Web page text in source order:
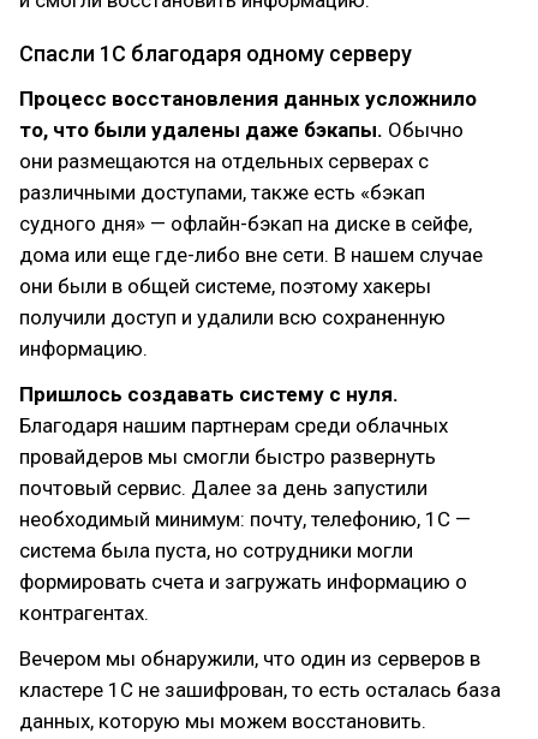
Спасли 1С благодаря одному серверу
Процесс восстановления данных усложнило
то, что были удалены даже бэкапы. Обычно
они размещаются на отдельных серверах с
различными доступами, также есть «бэкап
судного дня» — офлайн-бэкап на диске в сейфе,
дома или еще где-либо вне сети. В нашем случае
они были в общей системе, поэтому хакеры
получили доступ и удалили всю сохраненную
информацию.
Пришлось создавать систему с нуля.
Благодаря нашим партнерам среди облачных
провайдеров мы смогли быстро развернуть
почтовый сервис. Далее за день запустили
необходимый минимум: почту, телефонию, 1C —
система была пуста, но сотрудники могли
формировать счета и загружать информацию о
контрагентах.
Вечером мы обнаружили, что один из серверов в
кластере 1С не зашифрован, то есть осталась база
данных, которую мы можем восстановить.